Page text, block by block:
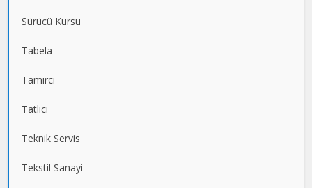
Sürücü Kursu
Tabela
Tamirci
Tatlıcı
Teknik Servis
Tekstil Sanayi